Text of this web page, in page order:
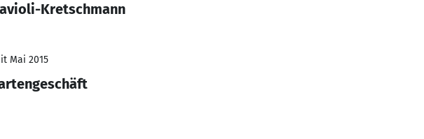
Kretschmann
Mai 2015